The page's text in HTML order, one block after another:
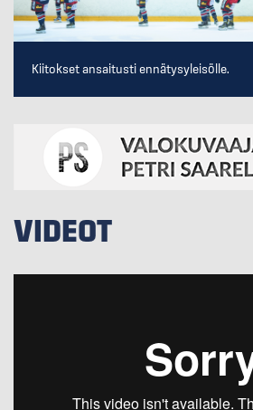
Kiitokset ansaitusti ennätysyleisölle.
VIDEOT